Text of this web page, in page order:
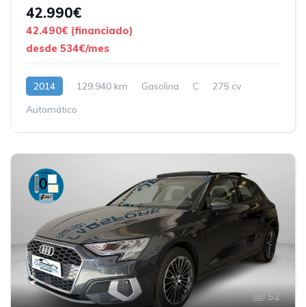
42.990€
42.490€ (financiado)
desde 534€/mes
2014 129.940 km Gasolina C
275 cv
Automático
52